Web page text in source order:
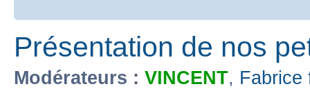
Présentation de nos
Modérateurs : VINCENT, Fabrice